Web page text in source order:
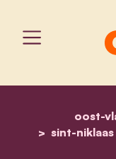
oost-
sint-